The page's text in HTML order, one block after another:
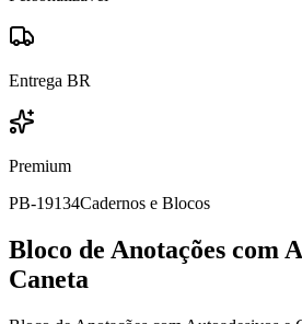
Entrega BR
Premium
PB-19134Cadernos e Blocos
Bloco de Anotações com
Caneta